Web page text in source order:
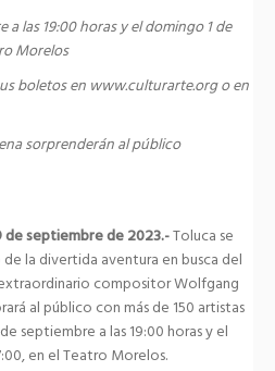
a las 19:00 horas y el domingo 1 de
Morelos
boletos en www.culturarte.org o en
sorprenderán al público
de septiembre de 2023.-Toluca se
la divertida aventura en busca del
compositor Wolfgang
al público con más de 150 artistas
septiembre a las 19:00 horas y el
en el Teatro Morelos.